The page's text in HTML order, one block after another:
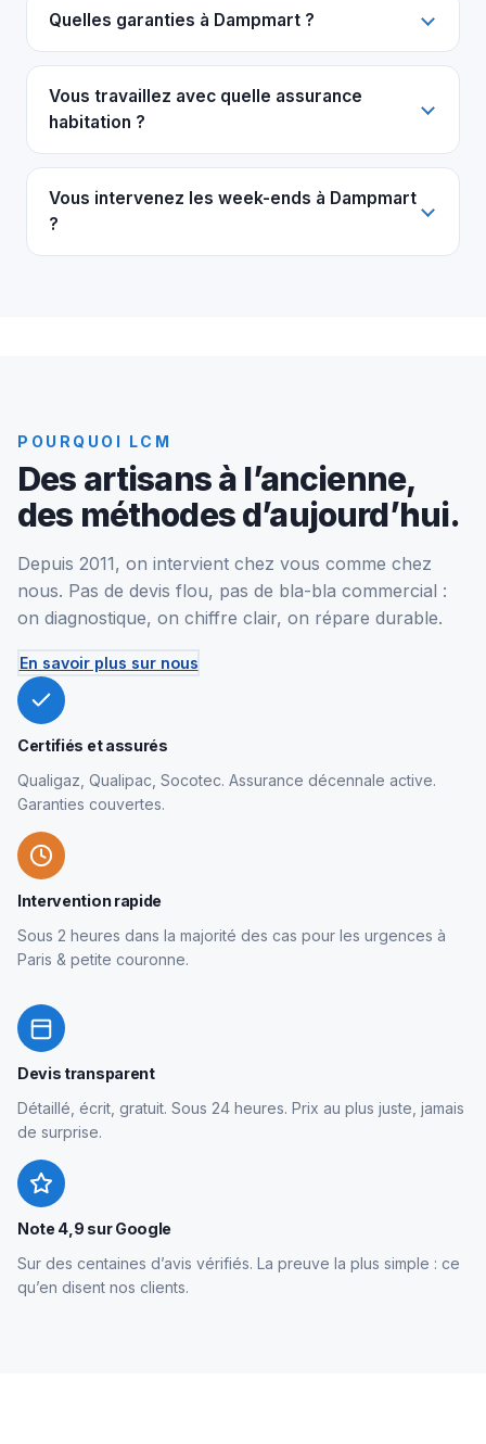
Quelles garanties à Dampmart ?
Vous travaillez avec quelle assurance
habitation ?
Vous intervenez les week-ends à Dampmart
?
POURQUOI LCM
Des artisans à l’ancienne,
des méthodes d’aujourd’hui.
Depuis 2011, on intervient chez vous comme chez
nous. Pas de devis flou, pas de bla-bla commercial :
on diagnostique, on chiffre clair, on répare durable.
En savoir plus sur nous
Certifiés et assurés
Qualigaz, Qualipac, Socotec. Assurance décennale active.
Garanties couvertes.
Intervention rapide
Sous 2 heures dans la majorité des cas pour les urgences à
Paris & petite couronne.
Devis transparent
Détaillé, écrit, gratuit. Sous 24 heures. Prix au plus juste, jamais
de surprise.
Note 4,9 sur Google
Sur des centaines d’avis vérifiés. La preuve la plus simple : ce
qu’en disent nos clients.